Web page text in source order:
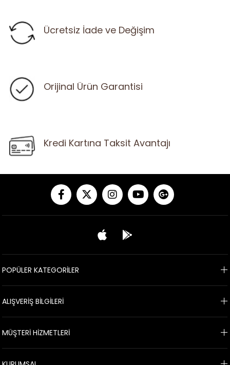
Ücretsiz İade ve Değişim
Orijinal Ürün Garantisi
Kredi Kartına Taksit Avantajı
POPÜLER KATEGORİLER
ALIŞVERİŞ BİLGİLERİ
MÜŞTERİ HİZMETLERİ